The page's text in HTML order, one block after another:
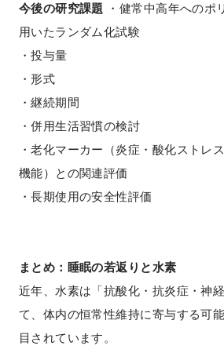
今後の研究課題
・健常中高年へのポ
用いたランダム化試験
・投与量
・形式
・継続期間
・併用生活習慣の検討
・老化マーカー（炎症・酸化ストレ
機能）との関連評価
・長期使用の安全性評価
まとめ：睡眠の若返りと水素
近年、水素は「抗酸化・抗炎症・神
て、体内の恒常性維持に寄与する可
目されています。